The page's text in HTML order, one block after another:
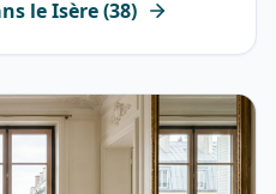
leIsère(38)